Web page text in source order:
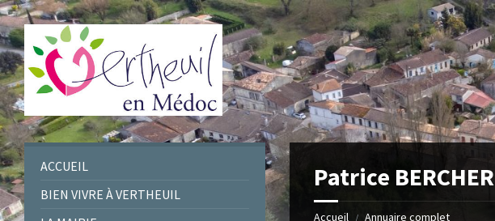
Skip
to
content
Skip
to
left
sidebar
Skip
to
footer
Patrice BERCHER
Accueil / Annuaire complet
ACCUEIL
BIEN VIVRE À VERTHEUIL